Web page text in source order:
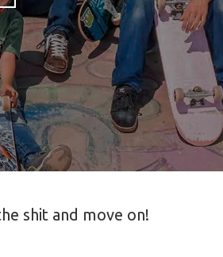
shit and move on!